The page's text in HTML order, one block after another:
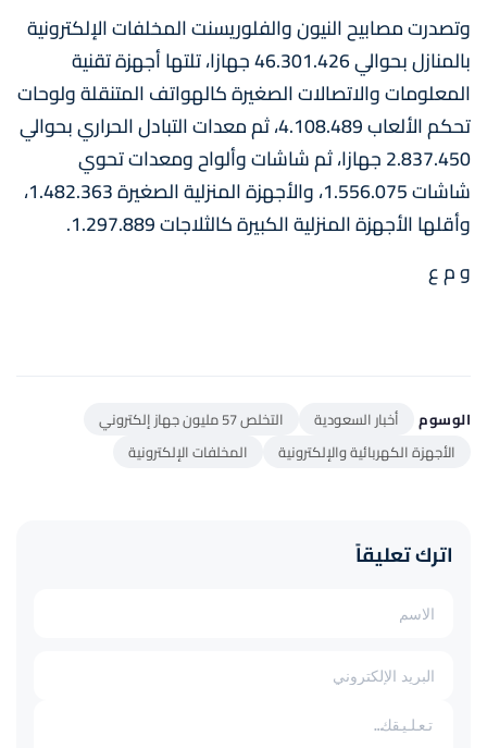
وتصدرت مصابيح النيون والفلوريسنت المخلفات الإلكترونية
بالمنازل بحوالي 46.301.426 جهازا، تلتها أجهزة تقنية
المعلومات والاتصالات الصغيرة كالهواتف المتنقلة ولوحات
تحكم الألعاب 4.108.489، ثم معدات التبادل الحراري بحوالي
2.837.450 جهازا، ثم شاشات وألواح ومعدات تحوي
شاشات 1.556.075، والأجهزة المنزلية الصغيرة 1.482.363،
وأقلها الأجهزة المنزلية الكبيرة كالثلاجات 1.297.889.
و م ع
الوسوم أخبار السعودية
التخلص 57 مليون جهاز إلكتروني
الأجهزة الكهربائية والإلكترونية
المخلفات الإلكترونية
اترك تعليقاً